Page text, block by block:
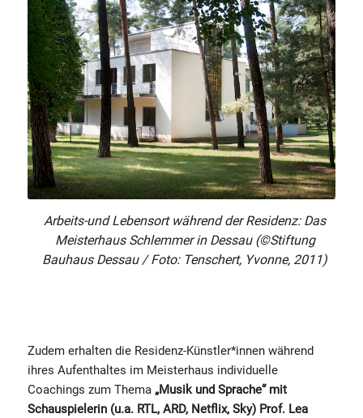
Arbeits-und Lebensort während der Residenz: Das
Meisterhaus Schlemmer in Dessau (©Stiftung
Bauhaus Dessau / Foto: Tenschert, Yvonne, 2011)
Zudem erhalten die Residenz-Künstler*innen während
ihres Aufenthaltes im Meisterhaus individuelle
Coachings zum Thema „Musik und Sprache“ mit
Schauspielerin (u.a. RTL, ARD, Netflix, Sky) Prof. Lea